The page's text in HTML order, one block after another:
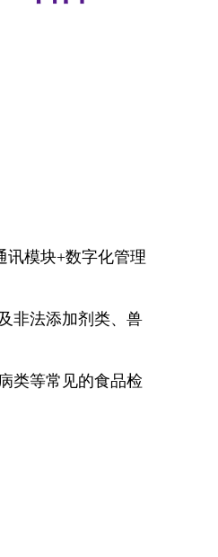
讯模块+数字化管理
非法添加剂类、兽
类等常见的食品检